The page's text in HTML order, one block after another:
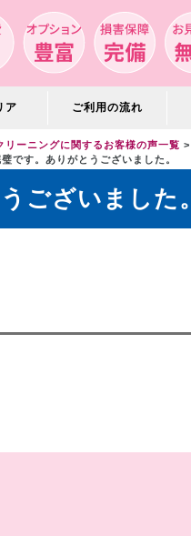
ア ご利用の流れ
リーニングに関するお客様の声一覧
です。ありがとうございました。
ございました。